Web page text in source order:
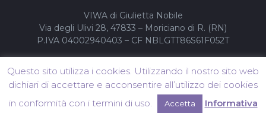
VIWA di Giulietta Nobile
Via degli Ulivi 28, 47833 – Moriciano di R. (RN)
P.IVA 04002940403 – CF NBLGTT86S61F052T
Questo sito utilizza i cookies. Utilizzando il nostro sito web
dichiari di accettare e acconsentire all’utilizzo dei cookies
in conformità con i termini di uso.
Accetta Informativa